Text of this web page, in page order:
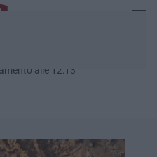
alle 12:13